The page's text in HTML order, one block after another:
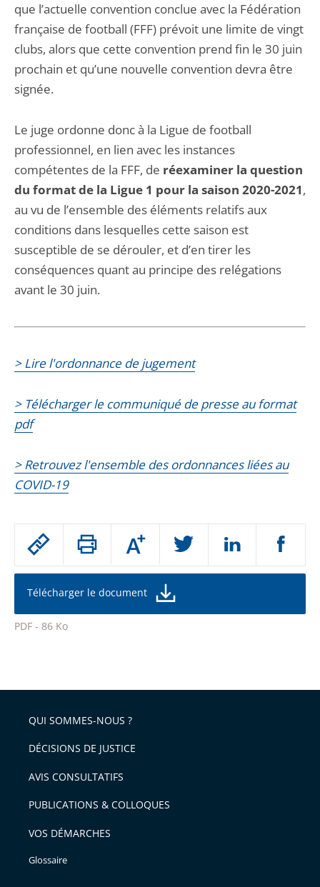
Passer
partage
de
l'article
pour
Augmenter
ou
la
de
police
Télécharger le document
PDF - 86 Ko
l'article
pour
avant
que l’actuelle convention conclue avec la Fédération
française de football (FFF) prévoit une limite de vingt
clubs, alors que cette convention prend fin le 30 juin
prochain et qu’une nouvelle convention devra être
signée.
Le juge ordonne donc à la Ligue de football
professionnel, en lien avec les instances
compétentes de la FFF, de réexaminer la question
du format de la Ligue 1 pour la saison 2020-2021,
au vu de l’ensemble des éléments relatifs aux
conditions dans lesquelles cette saison est
susceptible de se dérouler, et d’en tirer les
conséquences quant au principe des relégations
avant le 30 juin.
> Lire l'ordonnance de jugement
> Télécharger le communiqué de presse au format
pdf
> Retrouvez l'ensemble des ordonnances liées au
COVID-19
QUI SOMMES-NOUS ?
DÉCISIONS DE JUSTICE
AVIS CONSULTATIFS
PUBLICATIONS & COLLOQUES
VOS DÉMARCHES
Glossaire